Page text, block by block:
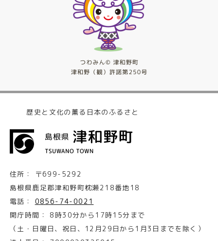
歴史と文化の薫る日本のふるさと
住所：
〒699-5292
島根県鹿足郡津和野町枕瀬218番地18
電話：
0856-74-0021
開庁時間：
8時30分から17時15分まで
（土・日曜日、祝日、12月29日から1月3日までを除く）